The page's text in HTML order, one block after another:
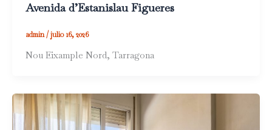
Avenida d’Estanislau Figueres
admin/ julio 16, 2026
Nou Eixample Nord, Tarragona